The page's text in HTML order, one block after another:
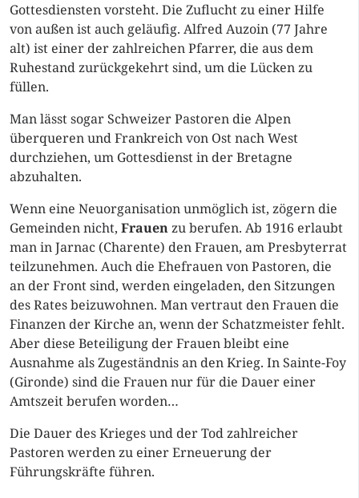
Gottesdiensten vorsteht. Die Zuflucht zu einer Hilfe
von außen ist auch geläufig. Alfred Auzoin (77 Jahre
alt) ist einer der zahlreichen Pfarrer, die aus dem
Ruhestand zurückgekehrt sind, um die Lücken zu
füllen.
Man lässt sogar Schweizer Pastoren die Alpen
überqueren und Frankreich von Ost nach West
durchziehen, um Gottesdienst in der Bretagne
abzuhalten.
Wenn eine Neuorganisation unmöglich ist, zögern die
Gemeinden nicht, Frauenzu berufen. Ab 1916 erlaubt
man in Jarnac (Charente) den Frauen, am Presbyterrat
teilzunehmen. Auch die Ehefrauen von Pastoren, die
an der Front sind, werden eingeladen, den Sitzungen
des Rates beizuwohnen. Man vertraut den Frauen die
Finanzen der Kirche an, wenn der Schatzmeister fehlt.
Aber diese Beteiligung der Frauen bleibt eine
Ausnahme als Zugeständnis an den Krieg. In Sainte-Foy
(Gironde) sind die Frauen nur für die Dauer einer
Amtszeit berufen worden…
Die Dauer des Krieges und der Tod zahlreicher
Pastoren werden zu einer Erneuerung der
Führungskräfte führen.